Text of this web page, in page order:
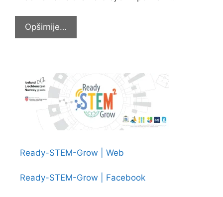
Opširnije…
ove
Lukom
obilježili
Dan
bijelog
štapa
Ready-STEM-Grow | Web
Ready-STEM-Grow | Facebook